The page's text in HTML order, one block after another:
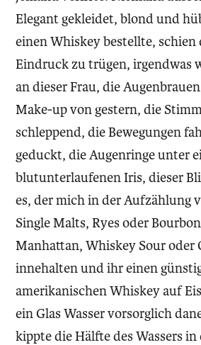
Elegant gekleidet, blond und
einen Whiskey bestellte, schien
Eindruck zu trügen, irgendwas
an dieser Frau, die
Make-up von gestern, die
schleppend, die Bewegungen
geduckt, die Augenringe unter
blutunterlaufenen Iris, dieser
es, der mich in der Aufzählung
Single Malts, Ryes oder
Manhattan, Whiskey Sour oder
innehalten und ihr einen
amerikanischen Whiskey auf
ein Glas Wasser vorsorglich
kippte die Hälfte des Wassers in